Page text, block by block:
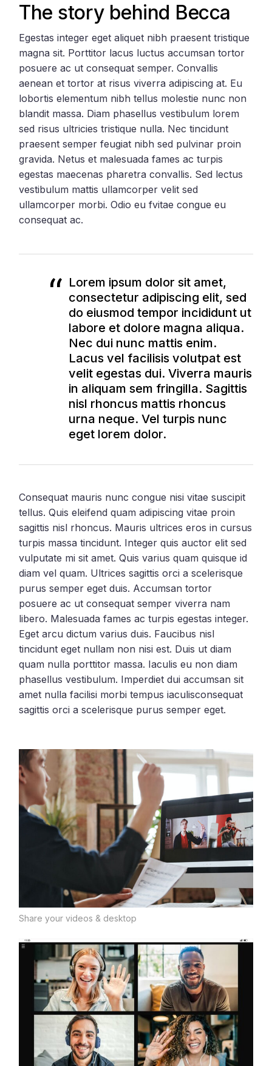
The story behind Becca
Egestas integer eget aliquet nibh praesent tristique
magna sit. Porttitor lacus luctus accumsan tortor
posuere ac ut consequat semper. Convallis
aenean et tortor at risus viverra adipiscing at. Eu
lobortis elementum nibh tellus molestie nunc non
blandit massa. Diam phasellus vestibulum lorem
sed risus ultricies tristique nulla. Nec tincidunt
praesent semper feugiat nibh sed pulvinar proin
gravida. Netus et malesuada fames ac turpis
egestas maecenas pharetra convallis. Sed lectus
vestibulum mattis ullamcorper velit sed
ullamcorper morbi. Odio eu fvitae congue eu
consequat ac.
Lorem ipsum dolor sit amet,
consectetur adipiscing elit, sed
do eiusmod tempor incididunt ut
labore et dolore magna aliqua.
Nec dui nunc mattis enim.
Lacus vel facilisis volutpat est
velit egestas dui. Viverra mauris
in aliquam sem fringilla. Sagittis
nisl rhoncus mattis rhoncus
urna neque. Vel turpis nunc
eget lorem dolor.
Consequat mauris nunc congue nisi vitae suscipit
tellus. Quis eleifend quam adipiscing vitae proin
sagittis nisl rhoncus. Mauris ultrices eros in cursus
turpis massa tincidunt. Integer quis auctor elit sed
vulputate mi sit amet. Quis varius quam quisque id
diam vel quam. Ultrices sagittis orci a scelerisque
purus semper eget duis. Accumsan tortor
posuere ac ut consequat semper viverra nam
libero. Malesuada fames ac turpis egestas integer.
Eget arcu dictum varius duis. Faucibus nisl
tincidunt eget nullam non nisi est. Duis ut diam
quam nulla porttitor massa. Iaculis eu non diam
phasellus vestibulum. Imperdiet dui accumsan sit
amet nulla facilisi morbi tempus iaculisconsequat
sagittis orci a scelerisque purus semper eget.
Share your videos & desktop